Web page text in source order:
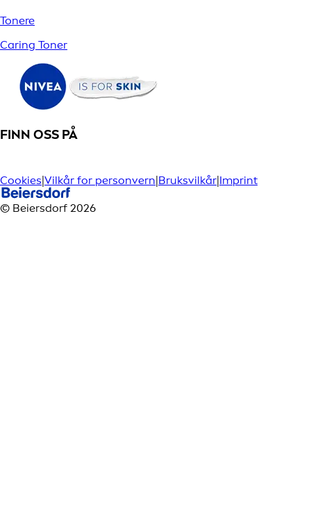
Tonere
Caring Toner
FINN OSS PÅ
Cookies|Vilkår for personvern|Bruksvilkår|Imprint
© Beiersdorf 2026